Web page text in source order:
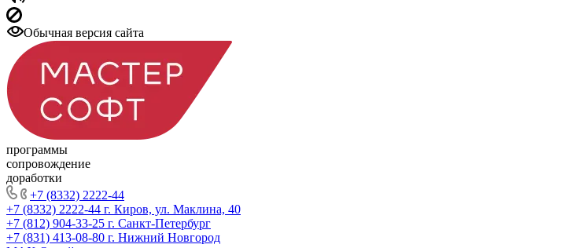
Обычная версия сайта
программы
сопровождение
доработки
+7 (8332) 2222-44
+7 (8332) 2222-44 г. Киров, ул. Маклина, 40
+7 (812) 904-33-25 г. Санкт-Петербург
+7 (831) 413-08-80 г. Нижний Новгород